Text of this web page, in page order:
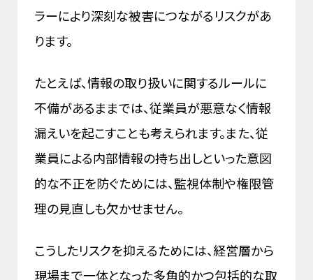
ラーにより深刻な被害につながるリスクがあ
ります。
たとえば、情報の取り扱いに関するルールに
不備があるままでは、従業員が悪意なく情報
漏えいを起こすことも考えられます。また、従
業員による内部情報の持ち出しといった意図
的な不正を防ぐためには、監視体制や権限管
理の見直しも欠かせません。
こうしたリスクを抑えるためには、経営層から
現場まで一体となった多角的かつ包括的な取